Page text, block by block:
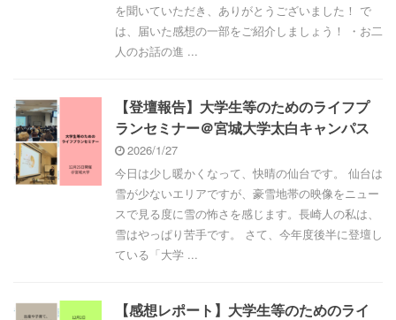
を聞いていただき、ありがとうございました！ で
は、届いた感想の一部をご紹介しましょう！ ・お二
人のお話の進 ...
【登壇報告】大学生等のためのライフプ
ランセミナー＠宮城大学太白キャンパス
2026/1/27
今日は少し暖かくなって、快晴の仙台です。 仙台は
雪が少ないエリアですが、豪雪地帯の映像をニュー
スで見る度に雪の怖さを感じます。長崎人の私は、
雪はやっぱり苦手です。 さて、今年度後半に登壇し
ている「大学 ...
【感想レポート】大学生等のためのライ